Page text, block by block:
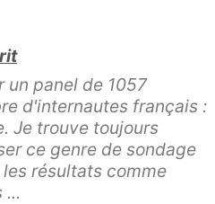
un panel de 1057
d'internautes français :
Je trouve toujours
ce genre de sondage
résultats comme
...